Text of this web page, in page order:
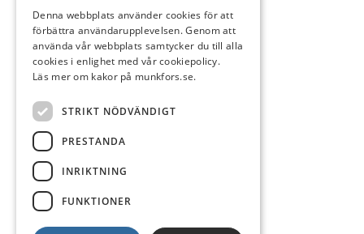
Denna webbplats använder cookies för att
förbättra användarupplevelsen. Genom att
använda vår webbplats samtycker du till alla
cookies i enlighet med vår cookiepolicy.
Läs mer om kakor på munkfors.se.
STRIKT NÖDVÄNDIGT
PRESTANDA
INRIKTNING
FUNKTIONER